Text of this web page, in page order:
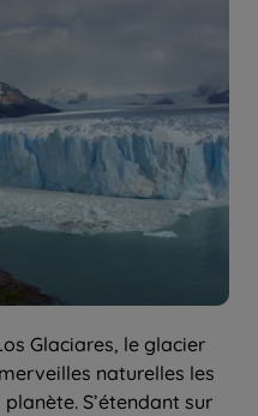
Glaciares, le glacier
naturelles les
S’étendant sur